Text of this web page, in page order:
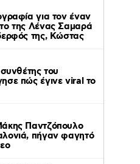
για τον έναν
της Λένας Σαμαρά
της, Κώστας
του
πώς έγινε viral το
Παντζόπουλο
πήγαν φαγητό